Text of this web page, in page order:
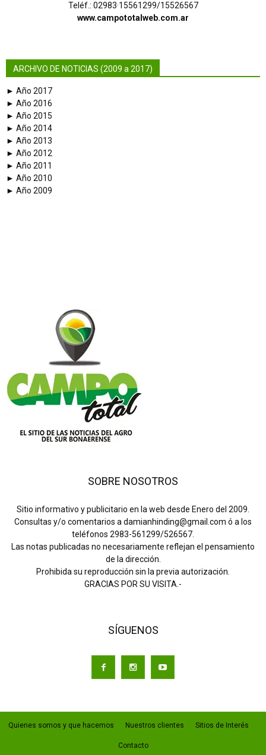
Teléf.: 02983·15561299/15526567
www.campototalweb.com.ar
ARCHIVO DE NOTICIAS (2009 a 2017)
► Año 2017
► Año 2016
► Año 2015
► Año 2014
► Año 2013
► Año 2012
► Año 2011
► Año 2010
► Año 2009
SOBRE NOSOTROS
Sitio informativo y publicitario en la web desde Enero del 2009.
Consultas y/o comentarios a damianhinding@gmail.com ó a los
teléfonos 2983-561299/526567.
Las notas publicadas no necesariamente reflejan el pensamiento
de la dirección.
Prohibida su reproducción sin la previa autorización.
GRACIAS POR SU VISITA.-
SÍGUENOS
Quienes somos y que hacemos Nuestros clientes Sitios de Interés
Contacto